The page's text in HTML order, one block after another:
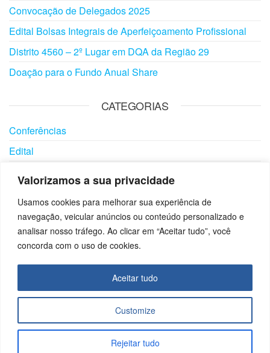
Valorizamos a sua privacidade
Usamos cookies para melhorar sua experiência de
navegação, veicular anúncios ou conteúdo personalizado e
analisar nosso tráfego. Ao clicar em “Aceitar tudo”, você
concorda com o uso de cookies.
Customize
Rejeitar tudo
Aceitar tudo
Convocação de Delegados 2025
Edital Bolsas Integrais de Aperfeiçoamento Profissional
Distrito 4560 – 2º Lugar em DQA da Região 29
Doação para o Fundo Anual Share
CATEGORIAS
Conferências
Edital
Visitas
SIGA-
NOS
UTILID
ADES
Download
Links Úteis
Empresa
Cidadã
PROG
S